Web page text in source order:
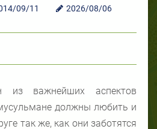
09/11 2026/08/06
важнейших аспектов
должны любить и
так же, как они заботятся